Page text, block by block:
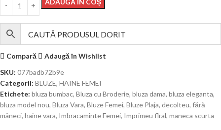
ADAUGĂ ÎN COȘ
Compară
Adaugă în Wishlist
SKU: 077badb72b9e
Categorii: BLUZE, HAINE FEMEI
Etichete: bluza bumbac, Bluza cu Broderie, bluza dama, bluza eleganta,
bluza model nou, Bluza Vara, Bluze Femei, Bluze Plaja, decolteu, fără
mâneci, haine vara, Imbracaminte Femei, Imprimeu flral, maneca scurta